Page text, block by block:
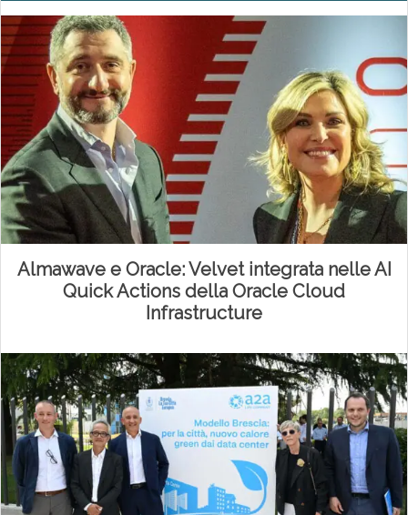
Almawave e Oracle: Velvet integrata nelle AI
Quick Actions della Oracle Cloud
Infrastructure